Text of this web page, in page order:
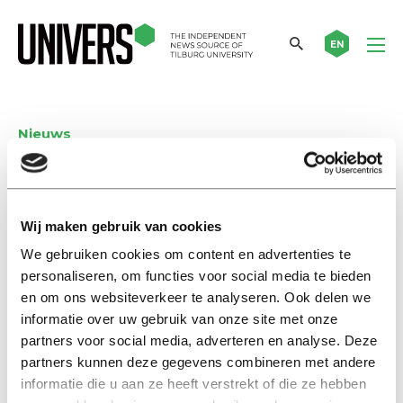
Wij maken gebruik van cookies
We gebruiken cookies om content en advertenties te
personaliseren, om functies voor social media te bieden
en om ons websiteverkeer te analyseren. Ook delen we
informatie over uw gebruik van onze site met onze
partners voor social media, adverteren en analyse. Deze
partners kunnen deze gegevens combineren met andere
informatie die u aan ze heeft verstrekt of die ze hebben
EN
Nieuws
Nieuwe Universiteit Nijmegen
Jozien Wijkhuijs
30 april 2015
Nijmeegse actievoerders pakken het
bourgondisch aan: ze openen een café om te
protesteren tegen het beleid van de Radboud
Universiteit. Ze ‘kraken’ daarvoor een
leegstaande ruimte, waar vroeger de Juridische